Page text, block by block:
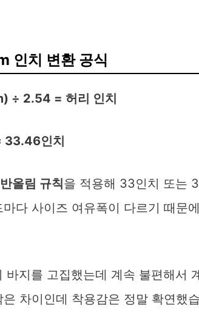
인치 변환 공식
÷ 2.54 = 허리 인치
인치
반올림 규칙을 적용해 33인치 또는
다 사이즈 여유폭이 다르기 때문
바지를 고집했는데 계속 불편해서
차이인데 착용감은 정말 확연했